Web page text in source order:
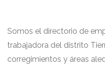
Somos el directorio de
trabajadora del distrito
corregimientos y áreas